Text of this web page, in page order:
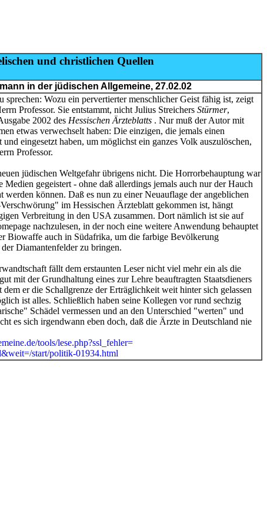
und christlichen Quellen
in der jüdischen Allgemeine, 27.02.02
Wozu ein pervertierter menschlicher Geist fähig ist, zeigt
Professor. Sie entstammt, nicht Julius Streichers Stürmer,
2002 des Hessischen Ärzteblatts . Nur muß der Autor mit
etwas verwechselt haben: Die einzigen, die jemals einen
eingesetzt haben, um möglichst ein ganzes Volk auszulöschen,
Professor.
jüdischen Weltgefahr übrigens nicht. Die Horrorbehauptung war
Medien gegeistert - ohne daß allerdings jemals auch nur der Hauch
werden können. Daß es nun zu einer Neuauflage der angeblichen
im Hessischen Ärzteblatt gekommen ist, hängt
Verbreitung in den USA zusammen. Dort nämlich ist sie auf
nachzulesen, in der noch eine weitere Anwendung behauptet
Biowaffe auch in Südafrika, um die farbige Bevölkerung
Diamantenfelder zu bringen.
fällt dem erstaunten Leser nicht viel mehr ein als die
mit der Grundhaltung eines zur Lehre beauftragten Staatsdieners
er die Schallgrenze der Erträglichkeit weit hinter sich gelassen
ist alles. Schließlich haben seine Kollegen vor rund sechzig
Schädel vermessen und an den Unterschied "werten" und
es sich irgendwann eben doch, daß die Ärzte in Deutschland nie
tools/lese.php?ssl_fehler=
start/politik-01934.html